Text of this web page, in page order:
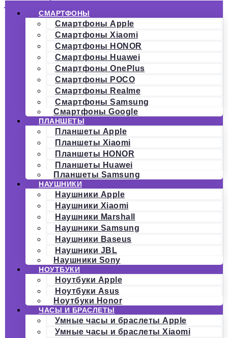
СМАРТФОНЫ
Смартфоны Apple
Смартфоны Xiaomi
Смартфоны HONOR
Смартфоны Huawei
Смартфоны OnePlus
Смартфоны POCO
Смартфоны Realme
Смартфоны Samsung
Смартфоны Google
ПЛАНШЕТЫ
Планшеты Apple
Планшеты Xiaomi
Планшеты HONOR
Планшеты Huawei
Планшеты Samsung
НАУШНИКИ
Наушники Apple
Наушники Xiaomi
Наушники Marshall
Наушники Samsung
Наушники Baseus
Наушники JBL
Наушники Sony
НОУТБУКИ
Ноутбуки Apple
Ноутбуки Asus
Ноутбуки Honor
ЧАСЫ И БРАСЛЕТЫ
Умные часы и браслеты Apple
Умные часы и браслеты Xiaomi